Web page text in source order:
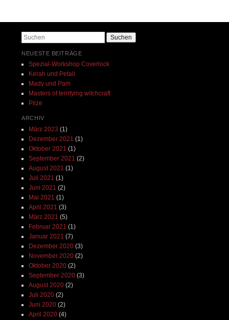
Suchen
NEUESTE BEITRÄGE
Spezial-Workshop Coverlock
Kerah und Petali
Mady und Pam
Masters of terrifying witchcraft
Pilze
ARCHIV
März 2023 (1)
Dezember 2021 (1)
Oktober 2021 (1)
September 2021 (2)
August 2021 (1)
Juli 2021 (1)
Juni 2021 (2)
Mai 2021 (1)
April 2021 (3)
März 2021 (5)
Februar 2021 (1)
Januar 2021 (7)
Dezember 2020(3)
November 2020(2)
Oktober 2020(2)
September 2020(3)
August 2020(2)
Juli 2020(2)
Juni 2020(2)
April 2020(4)